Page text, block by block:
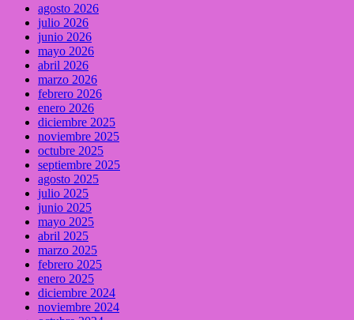
agosto 2026
julio 2026
junio 2026
mayo 2026
abril 2026
marzo 2026
febrero 2026
enero 2026
diciembre 2025
noviembre 2025
octubre 2025
septiembre 2025
agosto 2025
julio 2025
junio 2025
mayo 2025
abril 2025
marzo 2025
febrero 2025
enero 2025
diciembre 2024
noviembre 2024